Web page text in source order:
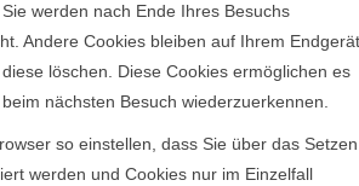
Sie werden nach Ende Ihres Besuchs
Andere Cookies bleiben auf Ihrem Endgerät
löschen. Diese Cookies ermöglichen es
nächsten Besuch wiederzuerkennen.
so einstellen, dass Sie über das Setzen
werden und Cookies nur im Einzelfall